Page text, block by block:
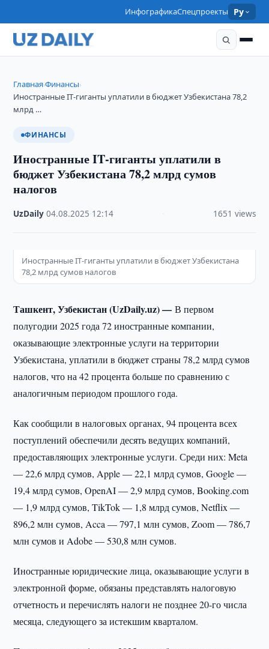
ИнфографикаСпецпроекты Ру
Главная›Финансы›
Иностранные IT‑гиганты уплатили в бюджет Узбекистана 78,2
млрд …
ФИНАНСЫ
Иностранные IT‑гиганты уплатили в
бюджет Узбекистана 78,2 млрд сумов
налогов
UzDaily ·04.08.2025 12:14 1651 views
Иностранные IT‑гиганты уплатили в бюджет Узбекистана
78,2 млрд сумов налогов
Ташкент, Узбекистан (UzDaily.uz) —В первом
полугодии 2025 года 72 иностранные компании,
оказывающие электронные услуги на территории
Узбекистана, уплатили в бюджет страны 78,2 млрд сумов
налогов, что на 42 процента больше по сравнению с
аналогичным периодом прошлого года.
Как сообщили в налоговых органах, 94 процента всех
поступлений обеспечили десять ведущих компаний,
предоставляющих электронные услуги. Среди них: Meta
— 22,6 млрд сумов, Apple — 22,1 млрд сумов, Google —
19,4 млрд сумов, OpenAI — 2,9 млрд сумов, Booking.com
— 1,9 млрд сумов, TikTok — 1,8 млрд сумов, Netflix —
896,2 млн сумов, Acca — 797,1 млн сумов, Zoom — 786,7
млн сумов и Adobe — 530,8 млн сумов.
Иностранные юридические лица, оказывающие услуги в
электронной форме, обязаны представлять налоговую
отчетность и перечислять налоги не позднее 20-го числа
месяца, следующего за истекшим кварталом.